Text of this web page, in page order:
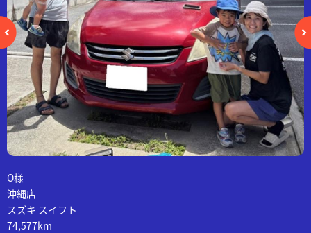
O様
沖縄店
スズキ スイフト
74,577km